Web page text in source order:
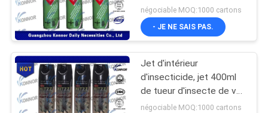
contre les parasites pour
l'usage à la maison
négociable MOQ:1000 cartons
- JE NE SAIS PAS.
Jet d'intérieur
d'insecticide, jet 400ml
de tueur d'insecte de vol
de ménage
négociable MOQ:1000 cartons